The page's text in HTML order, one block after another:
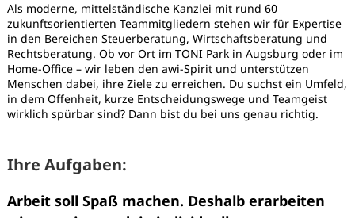
Als moderne, mittelständische Kanzlei mit rund 60
zukunftsorientierten Teammitgliedern stehen wir für Expertise
in den Bereichen Steuerberatung, Wirtschaftsberatung und
Rechtsberatung. Ob vor Ort im TONI Park in Augsburg oder im
Home-Office – wir leben den awi-Spirit und unterstützen
Menschen dabei, ihre Ziele zu erreichen. Du suchst ein Umfeld,
in dem Offenheit, kurze Entscheidungswege und Teamgeist
wirklich spürbar sind? Dann bist du bei uns genau richtig.
Ihre Aufgaben:
Arbeit soll Spaß machen. Deshalb erarbeiten